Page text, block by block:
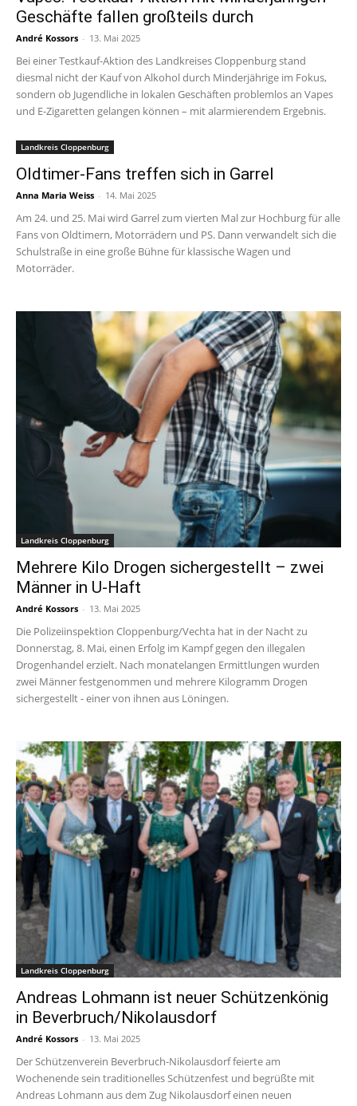
Geschäfte fallen großteils durch
André Kossors - 13. Mai 2025
Bei einer Testkauf-Aktion des Landkreises Cloppenburg stand
diesmal nicht der Kauf von Alkohol durch Minderjährige im Fokus,
sondern ob Jugendliche in lokalen Geschäften problemlos an Vapes
und E-Zigaretten gelangen können – mit alarmierendem Ergebnis.
Landkreis Cloppenburg
Oldtimer-Fans treffen sich in Garrel
Anna Maria Weiss - 14. Mai 2025
Am 24. und 25. Mai wird Garrel zum vierten Mal zur Hochburg für alle
Fans von Oldtimern, Motorrädern und PS. Dann verwandelt sich die
Schulstraße in eine große Bühne für klassische Wagen und
Motorräder.
Landkreis Cloppenburg
Mehrere Kilo Drogen sichergestellt – zwei
Männer in U-Haft
André Kossors - 13. Mai 2025
Die Polizeiinspektion Cloppenburg/Vechta hat in der Nacht zu
Donnerstag, 8. Mai, einen Erfolg im Kampf gegen den illegalen
Drogenhandel erzielt. Nach monatelangen Ermittlungen wurden
zwei Männer festgenommen und mehrere Kilogramm Drogen
sichergestellt - einer von ihnen aus Löningen.
Landkreis Cloppenburg
Andreas Lohmann ist neuer Schützenkönig
in Beverbruch/Nikolausdorf
André Kossors - 13. Mai 2025
Der Schützenverein Beverbruch-Nikolausdorf feierte am
Wochenende sein traditionelles Schützenfest und begrüßte mit
Andreas Lohmann aus dem Zug Nikolausdorf einen neuen